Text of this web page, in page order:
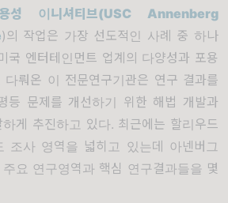
성 이니셔티브(USC Annenberg
)의 작업은 가장 선도적인 사례 중 하나
국 엔터테인먼트 업계의 다양성과 포용
다뤄온 이 전문연구기관은 연구 결과를
등 문제를 개선하기 위한 해법 개발과
게 추진하고 있다. 최근에는 할리우드
조사 영역을 넓히고 있는데 아넨버그
요 연구영역과 핵심 연구결과들을 몇